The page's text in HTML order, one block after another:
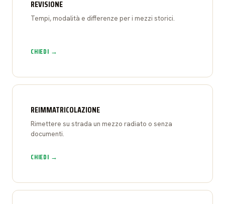
REVISIONE
Tempi, modalità e differenze per i mezzi storici.
CHIEDI →
REIMMATRICOLAZIONE
Rimettere su strada un mezzo radiato o senza
documenti.
CHIEDI →